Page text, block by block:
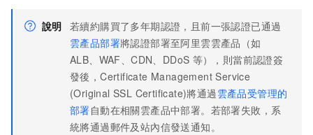
說明 若續約購買了多年期認證，且前一張認證已通過
雲產品部署將認證部署至阿里雲雲產品（如
ALB、WAF、CDN、DDoS 等），則當前認證簽
發後，Certificate Management Service
(Original SSL Certificate)將通過雲產品受管理的
部署自動在相關雲產品中部署。若部署失敗，系
統將通過郵件及站內信發送通知。